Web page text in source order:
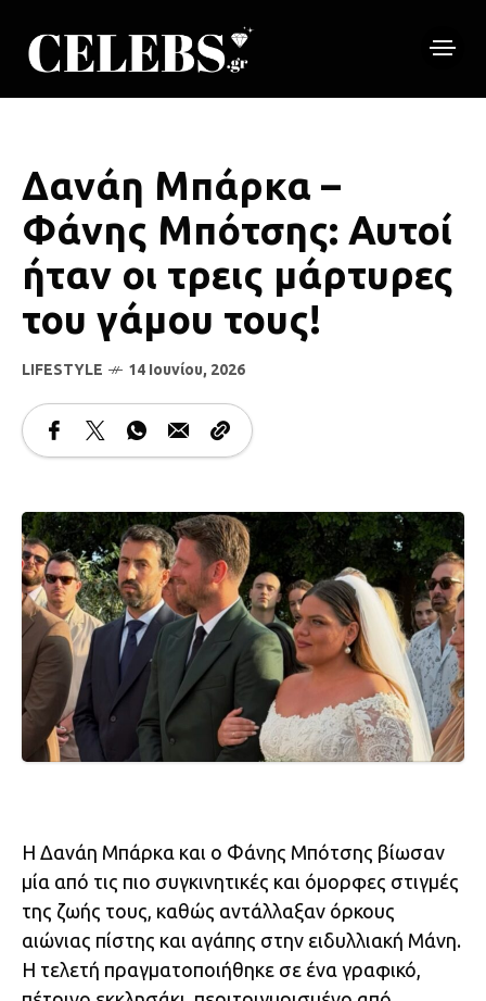
Δανάη Μπάρκα –
Φάνης Μπότσης: Αυτοί
ήταν οι τρεις μάρτυρες
του γάμου τους!
LIFESTYLE 14 Ιουνίου, 2026
Η Δανάη Μπάρκα και ο Φάνης Μπότσης βίωσαν
μία από τις πιο συγκινητικές και όμορφες στιγμές
της ζωής τους, καθώς αντάλλαξαν όρκους
αιώνιας πίστης και αγάπης στην ειδυλλιακή Μάνη.
Η τελετή πραγματοποιήθηκε σε ένα γραφικό,